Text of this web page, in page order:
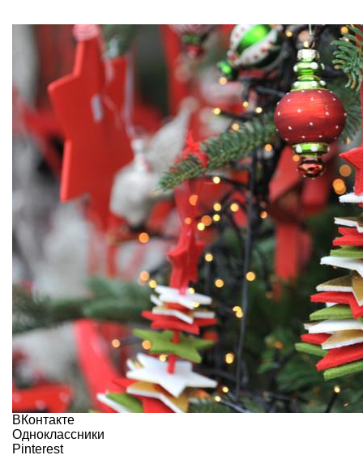
ВКонтакте
Одноклассники
Pinterest